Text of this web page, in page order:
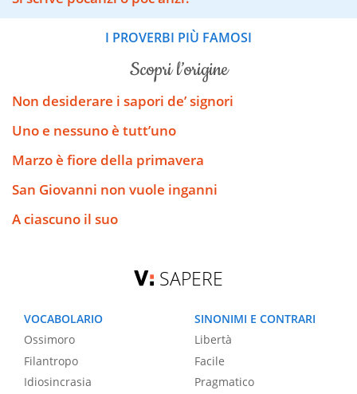
I PROVERBI PIÙ FAMOSI
scopri l’origine
Non desiderare i sapori de’ signori
Uno e nessuno è tutt’uno
Marzo è fiore della primavera
San Giovanni non vuole inganni
A ciascuno il suo
SAPERE
VOCABOLARIO
Ossimoro
Filantropo
Idiosincrasia
SINONIMI E CONTRARI
Libertà
Facile
Pragmatico